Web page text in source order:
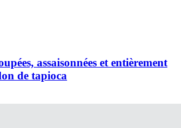
assaisonnées et entièrement
de tapioca